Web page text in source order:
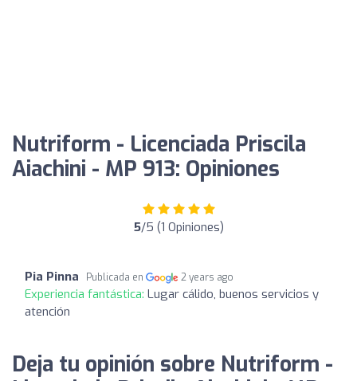
Nutriform - Licenciada Priscila
Aiachini - MP 913: Opiniones
5/5 (1 Opiniones)
Pia Pinna Publicada en 2 years ago
Experiencia fantástica: Lugar cálido, buenos servicios y
atención
Deja tu opinión sobre Nutriform -